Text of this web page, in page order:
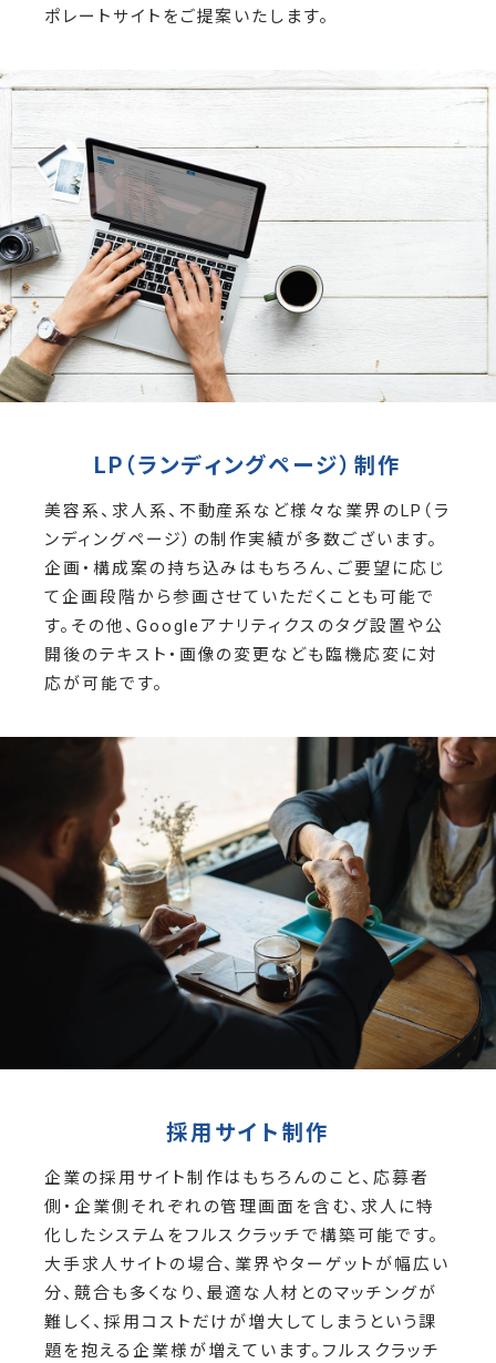
ポレートサイトをご提案いたします。
LP（ランディングページ）制作
美容系、求人系、不動産系など様々な業界のLP（ラ
ンディングページ）の制作実績が多数ございます。
企画・構成案の持ち込みはもちろん、ご要望に応じ
て企画段階から参画させていただくことも可能で
す。その他、Googleアナリティクスのタグ設置や公
開後のテキスト・画像の変更なども臨機応変に対
応が可能です。
採用サイト制作
企業の採用サイト制作はもちろんのこと、応募者
側・企業側それぞれの管理画面を含む、求人に特
化したシステムをフルスクラッチで構築可能です。
大手求人サイトの場合、業界やターゲットが幅広い
分、競合も多くなり、最適な人材とのマッチングが
難しく、採用コストだけが増大してしまうという課
題を抱える企業様が増えています。フルスクラッチ